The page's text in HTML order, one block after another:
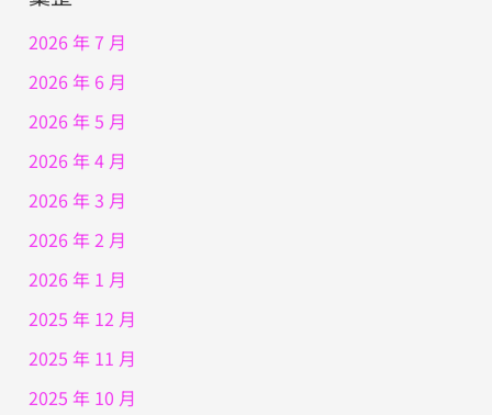
2026 年 7 月
2026 年 6 月
2026 年 5 月
2026 年 4 月
2026 年 3 月
2026 年 2 月
2026 年 1 月
2025 年 12 月
2025 年 11 月
2025 年 10 月